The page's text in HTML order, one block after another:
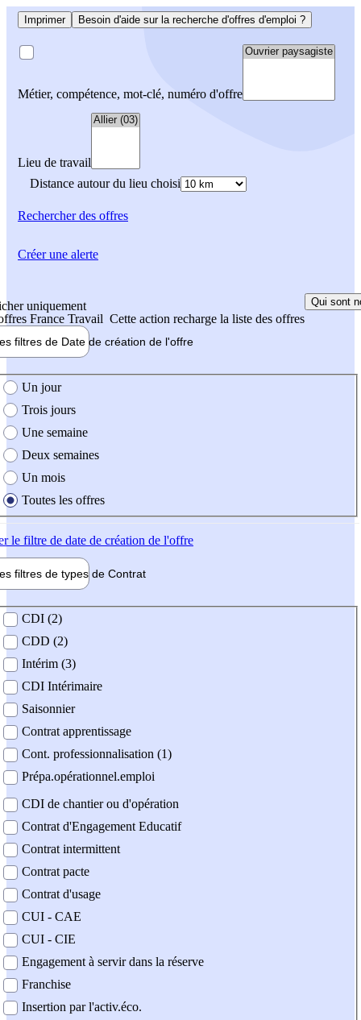
Imprimer Besoin d'aide sur la recherche d'offres d'emploi ?
Métier, compétence, mot-clé, numéro d'offre
Lieu de travail
Distance autour du lieu choisi
Rechercherdes offres
uniquement
France Travail Cette action recharge la liste des offres
Qui sont
filtres de Date de création de l'offre
création de l'offre
Un jour
Trois jours
Une semaine
Deux semaines
Un mois
Toutes les offres
le filtre de date de création de l'offre
filtres de types de Contrat
contrat
CDI (2)
CDD (2)
Intérim (3)
CDI Intérimaire
Saisonnier
Contrat apprentissage
Cont. professionnalisation (1)
Prépa.opérationnel.emploi
CDI de chantier ou d'opération
Contrat d'Engagement Educatif
Contrat intermittent
Contrat pacte
Contrat d'usage
CUI - CAE
CUI - CIE
Engagement à servir dans la réserve
Franchise
Insertion par l'activ.éco.
Créer une alerte